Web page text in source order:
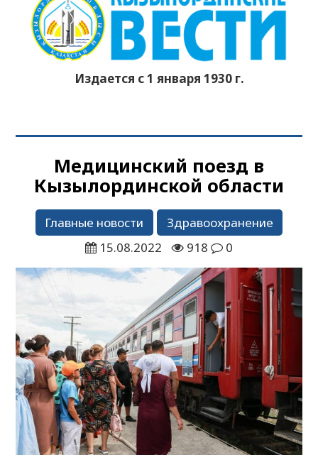
Издается с 1 января 1930 г.
Медицинский поезд в
Кызылординской области
Главные новости
Здравоохранение
15.08.2022
918 0